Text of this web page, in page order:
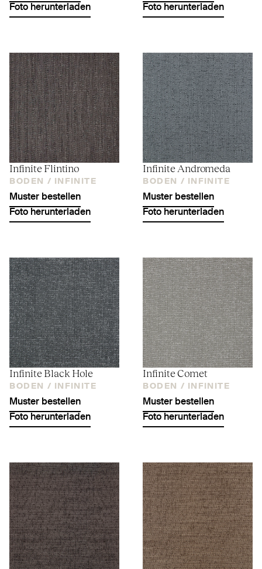
Foto herunterladen
Foto herunterladen
Infinite Flintino
BODEN / INFINITE
Muster bestellen
Foto herunterladen
Infinite Andromeda
BODEN / INFINITE
Muster bestellen
Foto herunterladen
Infinite Black Hole
BODEN / INFINITE
Muster bestellen
Foto herunterladen
Infinite Comet
BODEN / INFINITE
Muster bestellen
Foto herunterladen